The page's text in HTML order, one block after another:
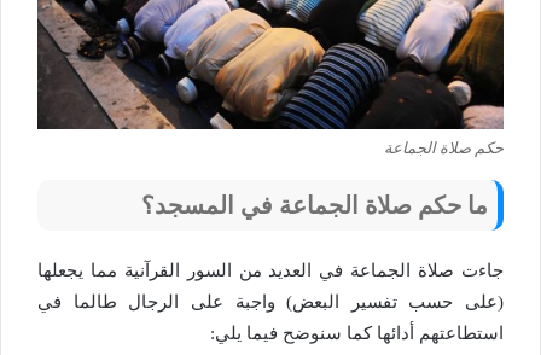
حكم صلاة الجماعة
ما حكم صلاة الجماعة في المسجد؟
جاءت صلاة الجماعة في العديد من السور القرآنية مما يجعلها
(على حسب تفسير البعض) واجبة على الرجال طالما في
استطاعتهم أدائها كما سنوضح فيما يلي: